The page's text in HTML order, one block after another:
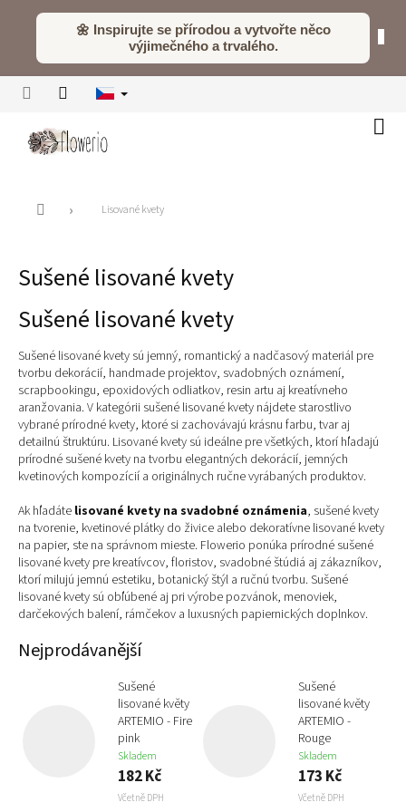
🌼 Inspirujte se přírodou a vytvořte něco
výjimečného a trvalého.
Domů Lisované kvety
Sušené lisované kvety
Sušené lisované kvety
Sušené lisované kvety sú jemný, romantický a nadčasový materiál pre
tvorbu dekorácií, handmade projektov, svadobných oznámení,
scrapbookingu, epoxidových odliatkov, resin artu aj kreatívneho
aranžovania. V kategórii sušené lisované kvety nájdete starostlivo
vybrané prírodné kvety, ktoré si zachovávajú krásnu farbu, tvar aj
detailnú štruktúru. Lisované kvety sú ideálne pre všetkých, ktorí hľadajú
prírodné sušené kvety na tvorbu elegantných dekorácií, jemných
kvetinových kompozícií a originálnych ručne vyrábaných produktov.
Ak hľadáte lisované kvety na svadobné oznámenia, sušené kvety
na tvorenie, kvetinové plátky do živice alebo dekoratívne lisované kvety
na papier, ste na správnom mieste. Flowerio ponúka prírodné sušené
lisované kvety pre kreatívcov, floristov, svadobné štúdiá aj zákazníkov,
ktorí milujú jemnú estetiku, botanický štýl a ručnú tvorbu. Sušené
lisované kvety sú obľúbené aj pri výrobe pozvánok, menoviek,
darčekových balení, rámčekov a luxusných papiernických doplnkov.
Nejprodávanější
Sušené
lisované květy
ARTEMIO - Fire
pink
Skladem
182 Kč
Včetně DPH
Sušené
lisované květy
ARTEMIO -
Rouge
Skladem
173 Kč
Včetně DPH